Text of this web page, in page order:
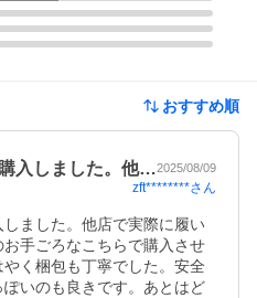
おすすめ順
入しました。他…2025/08/09
zft********さん
ました。他店で実際に履い
手ごろなこちらで購入させ
く梱包も丁寧でした。安全
いのも良きです。あとはど